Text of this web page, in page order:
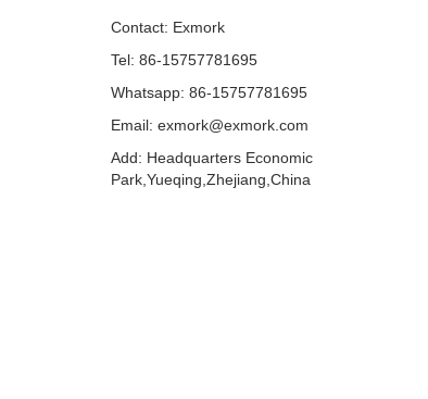
Contact: Exmork
Tel: 86-15757781695
Whatsapp: 86-15757781695
Email: exmork@exmork.com
Add: Headquarters Economic
Park,Yueqing,Zhejiang,China